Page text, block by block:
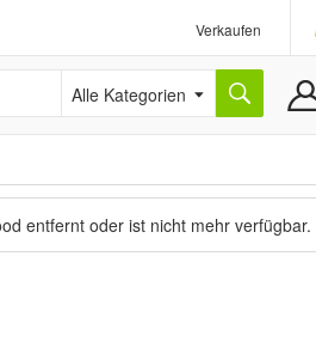
Verkaufen
Alle Kategorien
entfernt oder ist nicht mehr verfügbar.